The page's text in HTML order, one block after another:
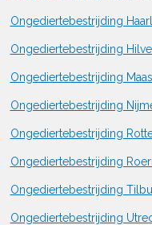
Ongediertebestrijding
Ongediertebestrijding
Ongediertebestrijding
Ongediertebestrijding
Ongediertebestrijding
Ongediertebestrijding
Ongediertebestrijding
Ongediertebestrijding